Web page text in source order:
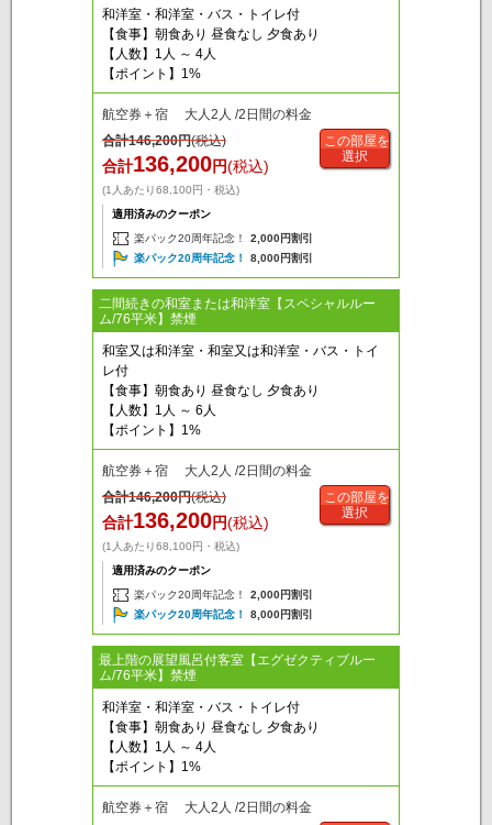
和洋室・和洋室・バス・トイレ付
【食事】朝食あり 昼食なし 夕食あり
【人数】1人 ～ 4人
【ポイント】1%
航空券＋宿 大人2人 /2日間の料金
合計146,200円(税込)
合計136,200円(税込)
(1人あたり68,100円・税込)
適用済みのクーポン
楽パック20周年記念！
2,000円割引
楽パック20周年記念！
8,000円割引
この部屋を
選択
二間続きの和室または和洋室【スペシャルルー
ム/76平米】禁煙
和室又は和洋室・和室又は和洋室・バス・トイ
レ付
【食事】朝食あり 昼食なし 夕食あり
【人数】1人 ～ 6人
【ポイント】1%
航空券＋宿 大人2人 /2日間の料金
合計146,200円(税込)
合計136,200円(税込)
(1人あたり68,100円・税込)
適用済みのクーポン
楽パック20周年記念！
2,000円割引
楽パック20周年記念！
8,000円割引
この部屋を
選択
最上階の展望風呂付客室【エグゼクティブルー
ム/76平米】禁煙
和洋室・和洋室・バス・トイレ付
【食事】朝食あり 昼食なし 夕食あり
【人数】1人 ～ 4人
【ポイント】1%
航空券＋宿 大人2人 /2日間の料金